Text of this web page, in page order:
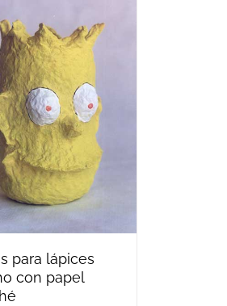
para lápices
con papel